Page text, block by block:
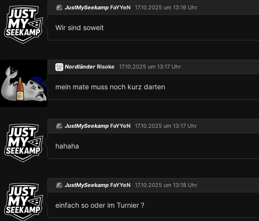
JustMySeekamp FaYYeN 17.10.2025 um 13:16 Uhr
Wir sind soweit
Nordländer Risoke 17.10.2025 um 13:17 Uhr
mein mate muss noch kurz darten
JustMySeekamp FaYYeN 17.10.2025 um 13:17 Uhr
hahaha
JustMySeekamp FaYYeN 17.10.2025 um 13:18 Uhr
einfach so oder im Turnier ?